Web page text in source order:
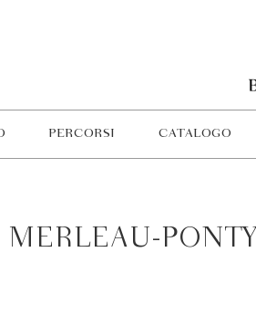
PERCORSI CATALOGO
PONTY